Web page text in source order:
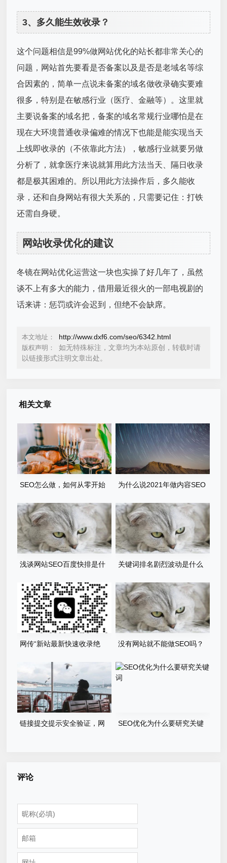
3、多久能生效收录？
这个问题相信是99%做网站优化的站长都非常关心的
问题，网站首先要看是否备案以及是否是老域名等综
合因素的，简单一点说未备案的域名做收录确实要难
很多，特别是在敏感行业（医疗、金融等）。这里就
主要说备案的域名把，备案的域名常规行业哪怕是在
现在大环境普通收录偏难的情况下也能是能实现当天
上线即收录的（不依靠此方法），敏感行业就要另做
分析了，就拿医疗来说就算用此方法当天、隔日收录
都是极其困难的。所以用此方法操作后，多久能收
录，还和自身网站有很大关系的，只需要记住：打铁
还需自身硬。
网站收录优化的建议
冬镜在网站优化运营这一块也实操了好几年了，虽然
谈不上有多大的能力，借用最近很火的一部电视剧的
话来讲：惩罚或许会迟到，但绝不会缺席。
本文地址： http://www.dxf6.com/seo/6342.html
版权声明：
如无特殊标注，文章均为本站原创，转载时请
以链接形式注明文章出处。
相关文章
SEO怎么做，如何从零开始
为什么说2021年做内容SEO
浅谈网站SEO百度快排是什
关键词排名剧烈波动是什么
网传“新站最新快速收录绝
没有网站就不能做SEO吗？
链接提交提示安全验证，网
SEO优化为什么要研究关键
评论